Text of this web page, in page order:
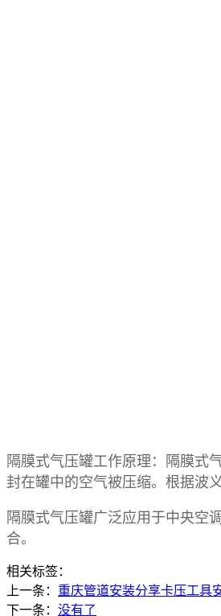
隔膜式气压罐工作原理：隔膜式
封在罐中的空气被压缩。根据波
隔膜式气压罐广泛应用于中央空
合。
相关标签：
上一条： 重庆管道安装分享卡压工具
下一条： 没有了